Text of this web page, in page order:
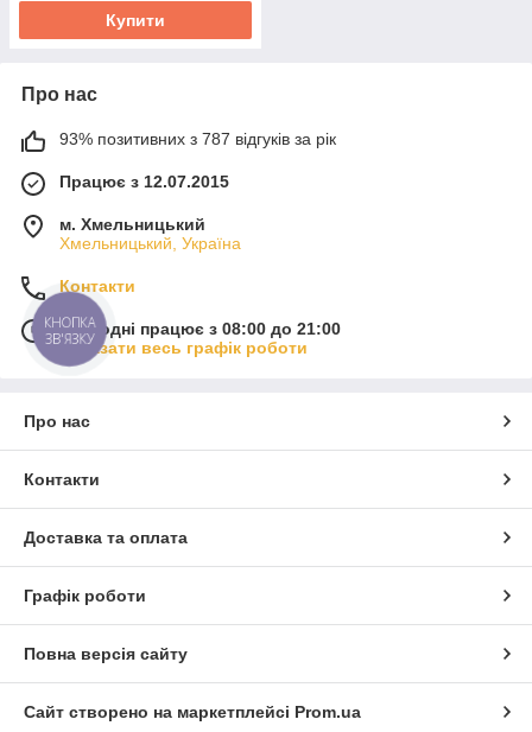
Купити
Про нас
93% позитивних з 787 відгуків за рік
Працює з 12.07.2015
м. Хмельницький
Хмельницький, Україна
Контакти
Сьогодні працює з 08:00 до 21:00
Показати весь графік роботи
Про нас
Контакти
Доставка та оплата
Графік роботи
Повна версія сайту
Сайт створено на маркетплейсі Prom.ua
КНОПКА
ЗВ'ЯЗКУ